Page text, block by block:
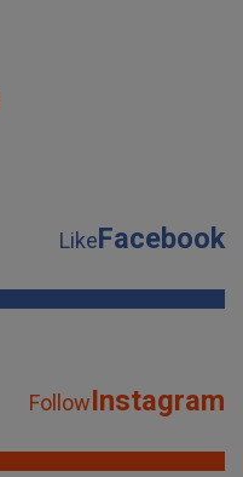
LikeFacebook
FollowInstagram